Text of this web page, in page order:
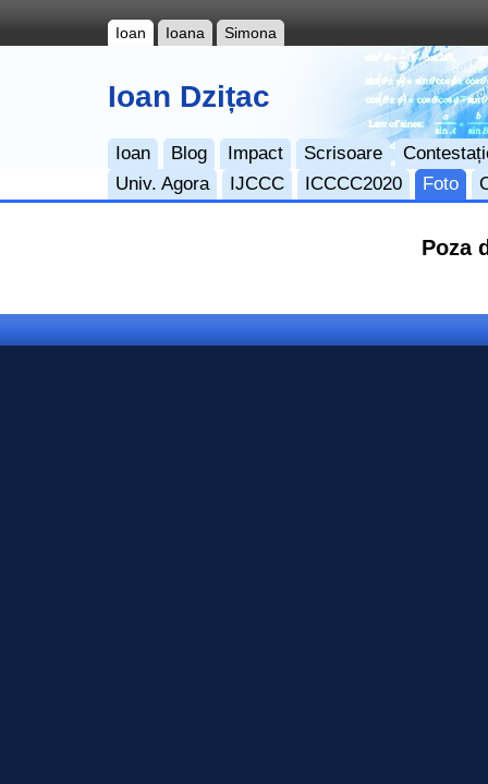
Ioan Ioana Simona
Ioan Dzițac
Ioan Blog Impact Scrisoare
Univ. Agora
IJCCC ICCCC2020 Foto
Poza